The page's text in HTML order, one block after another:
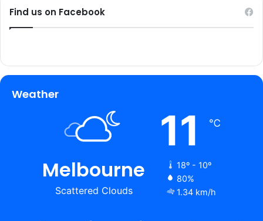
Find us on Facebook
Weather
Melbourne
Scattered Clouds
11 ℃
18º - 10º
80%
1.34 km/h